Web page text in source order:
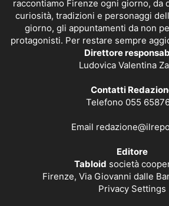
raccontiamo Firenze ogni giorno, da
curiosità, tradizioni e personaggi
giorno, gli appuntamenti da non
protagonisti. Per restare sempre
Direttore
Ludovica Valentina
Contatti
Telefono 055
Email
Editore
Tabloid società
Firenze, Via Giovanni dalle
Privacy Settings